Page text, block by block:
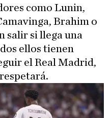
como Lunin,
Brahim o
salir si llega una
ellos tienen
el Real Madrid,